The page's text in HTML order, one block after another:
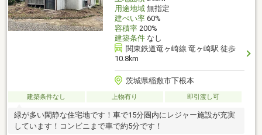
用途地域無指定
建ぺい率60%
容積率200%
建築条件なし
関東鉄道竜ヶ崎線 竜ヶ崎駅 徒歩
10.8km
茨城県稲敷市下根本
建築条件なし 上物有り 即引渡し可
緑が多い閑静な住宅地です！車で15分圏内にレジャー施設が充実
しています！コンビニまで車で約5分です！